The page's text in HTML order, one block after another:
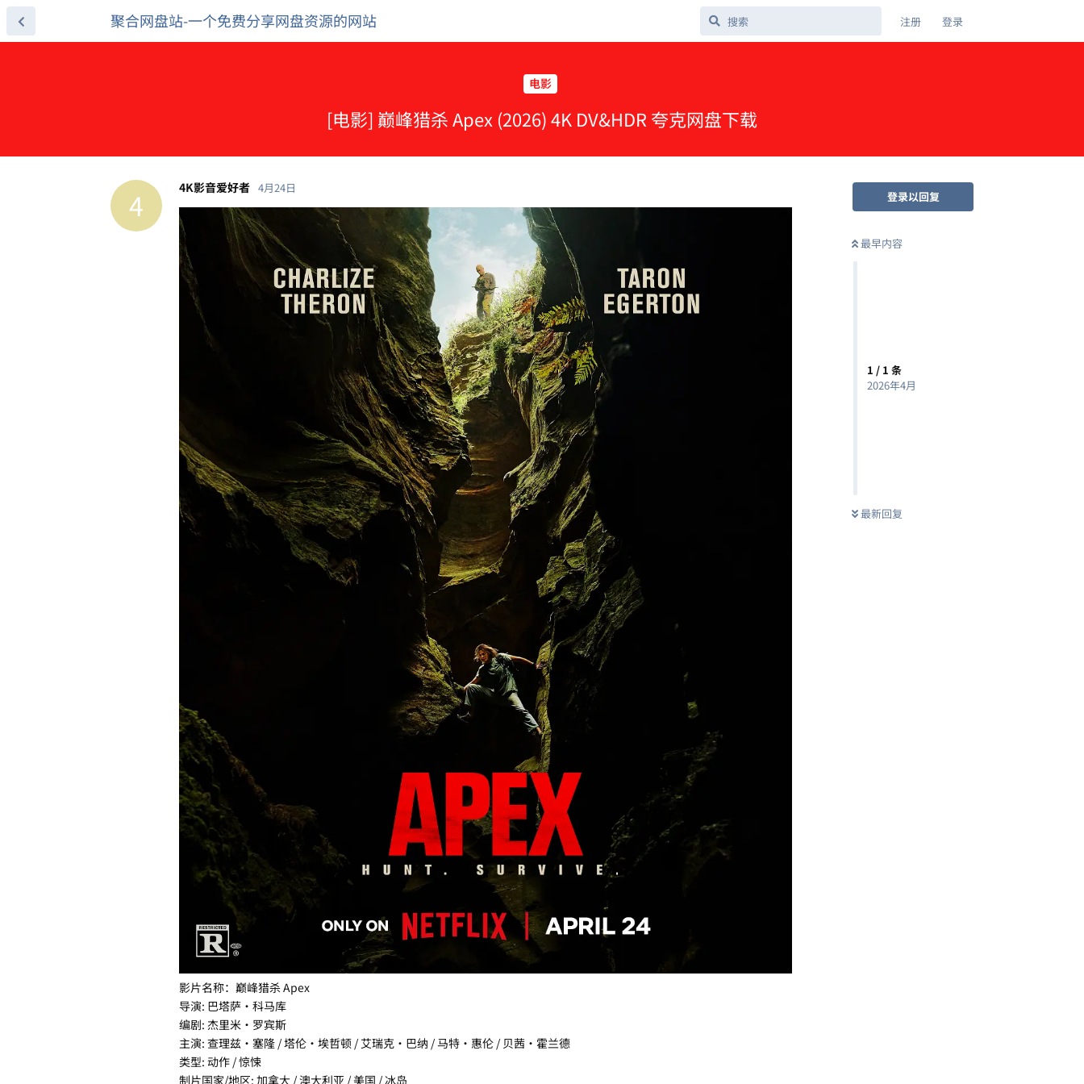
聚合网盘站-一个免费分享网盘资源的网站 注册 登录
电影
[电影] 巅峰猎杀 Apex (2026) 4K DV&HDR 夸克网盘下载
登录以回复
最早内容
1 / 1 条
2026年4月
最新回复
4 4K影音爱好者 4月24日
影片名称：巅峰猎杀 Apex
导演: 巴塔萨·科马库
编剧: 杰里米·罗宾斯
主演: 查理兹·塞隆 / 塔伦·埃哲顿 / 艾瑞克·巴纳 / 马特·惠伦 / 贝茜·霍兰德
类型: 动作 / 惊悚
制片国家/地区: 加拿大 / 澳大利亚 / 美国 / 冰岛